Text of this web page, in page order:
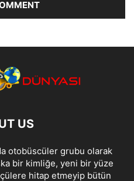
US
otobüscüler grubu olarak
bir kimliğe, yeni bir yüze
hitap etmeyip bütün